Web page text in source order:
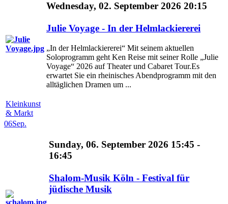
Wednesday, 02. September 2026 20:15
Julie Voyage - In der Helmlackiererei
„In der Helmlackiererei“ Mit seinem aktuellen
Soloprogramm geht Ken Reise mit seiner Rolle „Julie
Voyage“ 2026 auf Theater und Cabaret Tour.Es
erwartet Sie ein rheinisches Abendprogramm mit den
alltäglichen Dramen um ...
Kleinkunst
& Markt
06Sep.
Sunday, 06. September 2026 15:45 -
16:45
Shalom-Musik Köln - Festival für
jüdische Musik